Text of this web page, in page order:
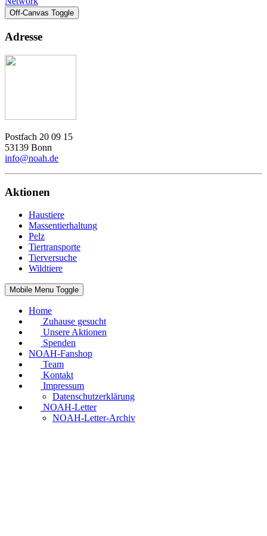
Off-Canvas Toggle
Adresse
Postfach 20 09 15
53139 Bonn
info@noah.de
Aktionen
Haustiere
Massentierhaltung
Pelz
Tiertransporte
Tierversuche
Wildtiere
Mobile Menu Toggle
Home
Zuhause gesucht
Unsere Aktionen
Spenden
NOAH-Fanshop
Team
Kontakt
Impressum
Datenschutzerklärung
NOAH-Letter
NOAH-Letter-Archiv